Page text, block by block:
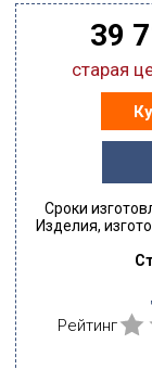
39
старая
Сроки
Изделия,
Рейтинг